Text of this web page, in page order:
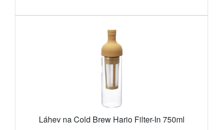
Láhev na Cold Brew Hario Filter-In 750ml